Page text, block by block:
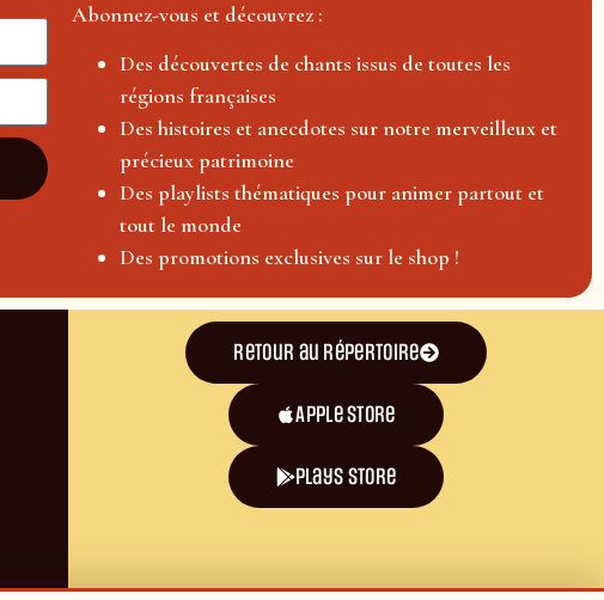
Abonnez-vous et découvrez :
Des découvertes de chants issus de toutes les
régions françaises
Des histoires et anecdotes sur notre merveilleux et
précieux patrimoine
Des playlists thématiques pour animer partout et
tout le monde
Des promotions exclusives sur le shop !
Retour au répertoire
Apple Store
plays store